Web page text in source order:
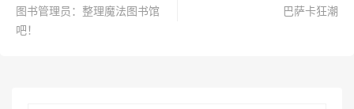
图书管理员：整理魔法图书馆
吧！
巴萨卡狂潮